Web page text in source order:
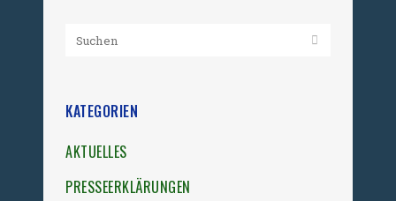
KATEGORIEN
AKTUELLES
PRESSEERKLÄRUNGEN